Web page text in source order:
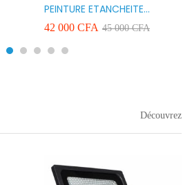
PEINTURE ETANCHEITE
COLORIS SEAFLEX 20KG
COULEUR ROUGE BLANC
VERT ET GRIS
42 000 CFA 45 000CFA
Découvrez